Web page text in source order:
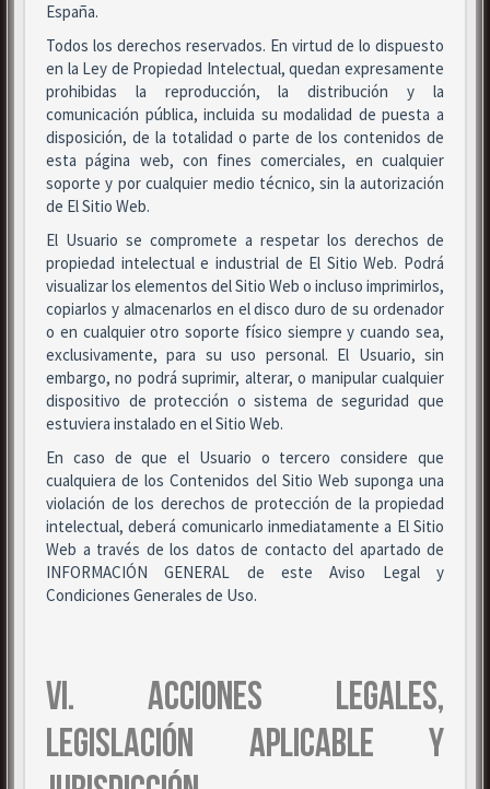
España.
Todos los derechos reservados. En virtud de lo dispuesto
en la Ley de Propiedad Intelectual, quedan expresamente
prohibidas la reproducción, la distribución y la
comunicación pública, incluida su modalidad de puesta a
disposición, de la totalidad o parte de los contenidos de
esta página web, con fines comerciales, en cualquier
soporte y por cualquier medio técnico, sin la autorización
de El Sitio Web.
El Usuario se compromete a respetar los derechos de
propiedad intelectual e industrial de El Sitio Web. Podrá
visualizar los elementos del Sitio Web o incluso imprimirlos,
copiarlos y almacenarlos en el disco duro de su ordenador
o en cualquier otro soporte físico siempre y cuando sea,
exclusivamente, para su uso personal. El Usuario, sin
embargo, no podrá suprimir, alterar, o manipular cualquier
dispositivo de protección o sistema de seguridad que
estuviera instalado en el Sitio Web.
En caso de que el Usuario o tercero considere que
cualquiera de los Contenidos del Sitio Web suponga una
violación de los derechos de protección de la propiedad
intelectual, deberá comunicarlo inmediatamente a El Sitio
Web a través de los datos de contacto del apartado de
INFORMACIÓN GENERAL de este Aviso Legal y
Condiciones Generales de Uso.
VI. ACCIONES LEGALES,
LEGISLACIÓN APLICABLE Y